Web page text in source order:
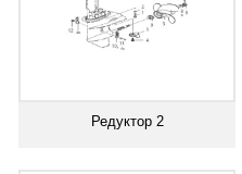
Редуктор 2